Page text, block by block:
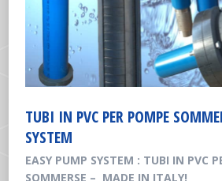
TUBI IN PVC PER POMPE
SYSTEM
EASY PUMP SYSTEM : TUBI IN PVC
SOMMERSE – MADE IN ITALY!